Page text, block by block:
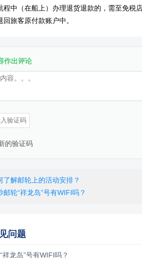
程中（在船上）办理退货退款的，需至免税
旅客原付款账户中。
作出评论
了解邮轮上的活动安排？
邮轮“祥龙岛”号有WIFI吗？
问题
祥龙岛”号有WIFI吗？